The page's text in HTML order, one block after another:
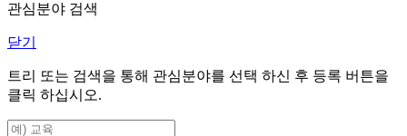
관심분야 검색
닫기
트리 또는 검색을 통해 관심분야를 선택 하신 후 등록 버튼을
클릭 하십시오.